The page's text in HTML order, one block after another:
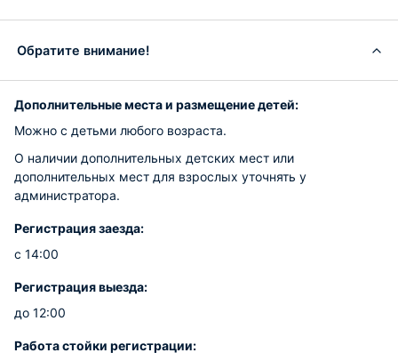
Обратите внимание!
Дополнительные места и размещение детей:
Можно с детьми любого возраста.
О наличии дополнительных детских мест или
дополнительных мест для взрослых уточнять у
администратора.
Регистрация заезда:
с 14:00
Регистрация выезда:
до 12:00
Работа стойки регистрации: